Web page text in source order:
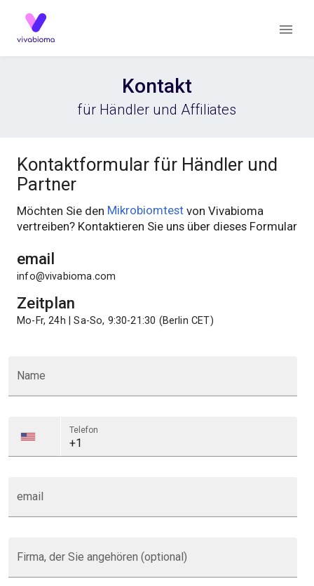
Kontakt
für Händler und Affiliates
Kontaktformular für Händler und
Partner
Möchten Sie den Mikrobiomtest von Vivabioma
vertreiben? Kontaktieren Sie uns über dieses Formular
email
info@vivabioma.com
Zeitplan
Mo-Fr, 24h | Sa-So, 9:30-21:30 (Berlin CET)
Name
Telefon
email
Firma, der Sie angehören (optional)